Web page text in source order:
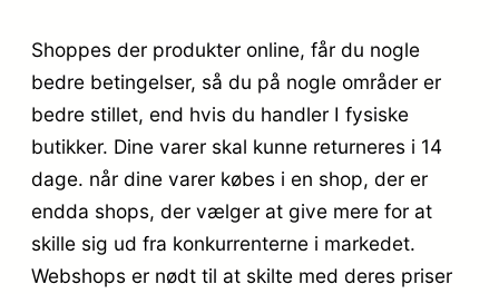
Shoppes der produkter online, får du nogle
bedre betingelser, så du på nogle områder er
bedre stillet, end hvis du handler I fysiske
butikker. Dine varer skal kunne returneres i 14
dage. når dine varer købes i en shop, der er
endda shops, der vælger at give mere for at
skille sig ud fra konkurrenterne i markedet.
Webshops er nødt til at skilte med deres priser